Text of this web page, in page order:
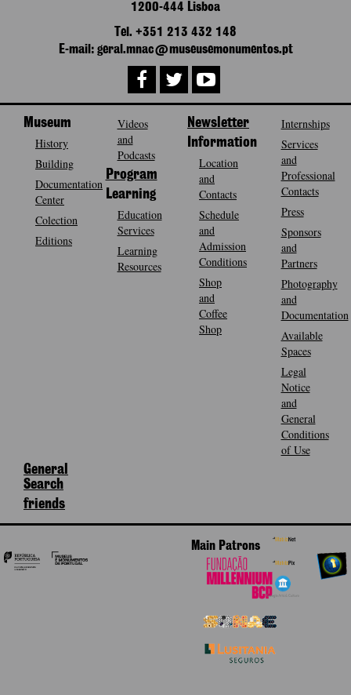
1200-444 Lisboa
Tel. +351 213 432 148
E-mail: geral.mnac@museusemonumentos.pt
Museum
History
Building
Documentation
Center
Colection
Editions
Videos
and
Podcasts
Program
Learning
Education
Services
Learning
Resources
Newsletter
Information
Location
and
Contacts
Schedule
and
Admission
Conditions
Shop
and
Coffee
Shop
Internships
Services
and
Professional
Contacts
Press
Sponsors
and
Partners
Photography
and
Documentation
Available
Spaces
Legal
Notice
and
General
Conditions
of Use
General
Search
friends
Main Patrons